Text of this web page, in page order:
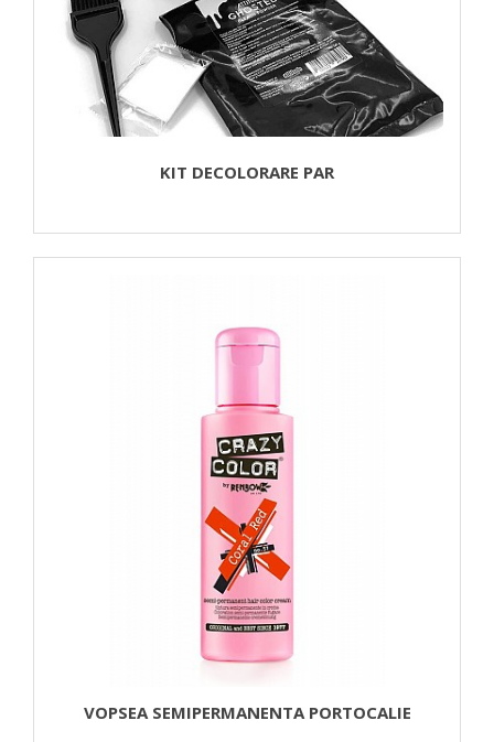
KIT DECOLORARE PAR
VOPSEA SEMIPERMANENTA PORTOCALIE